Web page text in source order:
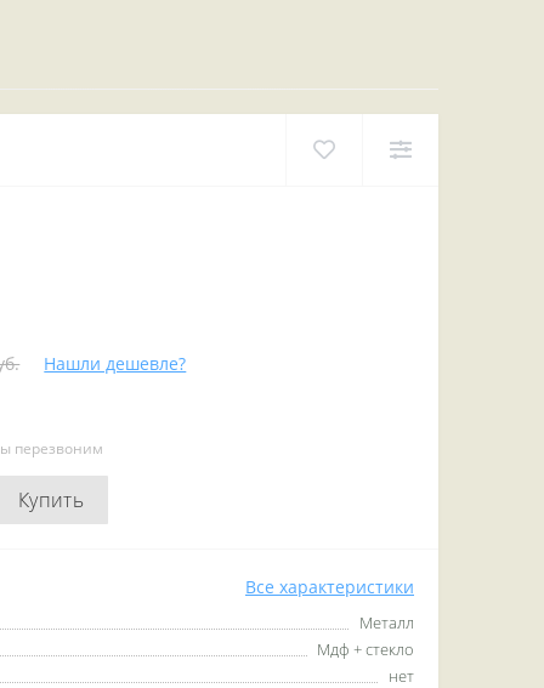
Нашли дешевле?
перезвоним
Купить
Все характеристики
Металл
Мдф + стекло
нет